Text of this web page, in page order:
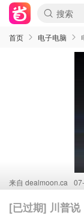
首页 电子电脑
来自 dealmoon.ca
[已过期] 川普说